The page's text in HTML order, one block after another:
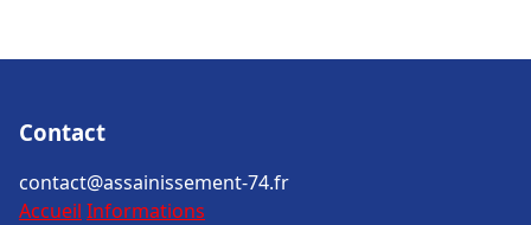
Contact
contact@assainissement-74.fr
Accueil Informations